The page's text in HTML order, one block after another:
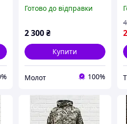
військова форма
комплект форми
Готово до відправки
2 300 ₴
Купити
Молот 100%